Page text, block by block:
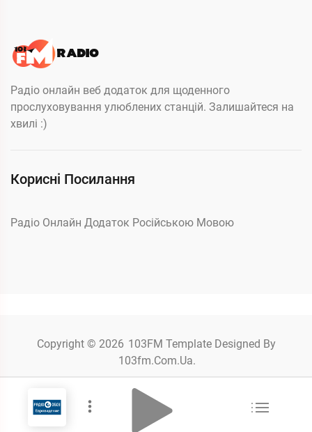
Радіо онлайн веб додаток для щоденного
прослуховування улюблених станцій. Залишайтеся на
хвилі :)
Корисні Посилання
Радіо Онлайн Додаток Російською Мовою
Copyright © 2026 103FM Template Designed By
103fm.com.ua.